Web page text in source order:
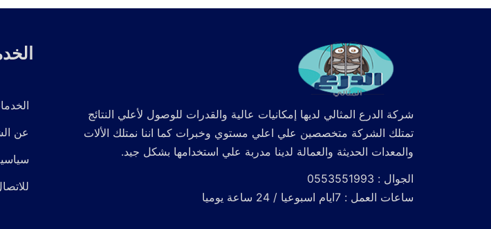
شركة الدرع المثالي لديها إمكانيات عالية والقدرات للوصول لأعلي النتائج
تمتلك الشركة متخصصين علي اعلي مستوي وخبرات كما اننا نمتلك الألات
والمعدات الحديثة والعمالة لدينا مدربة علي استخدامها بشكل جيد.
الجوال : 0553551993
ساعات العمل : 7ايام اسبوعيا / 24 ساعة يوميا
عن